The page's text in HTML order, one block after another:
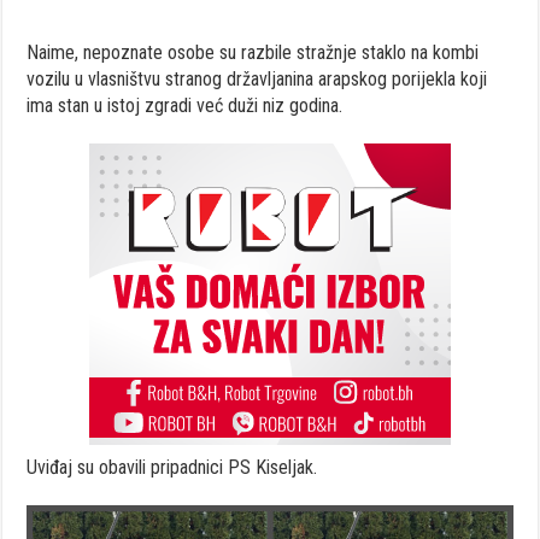
Naime, nepoznate osobe su razbile stražnje staklo na kombi
vozilu u vlasništvu stranog državljanina arapskog porijekla koji
ima stan u istoj zgradi već duži niz godina.
Uviđaj su obavili pripadnici PS Kiseljak.